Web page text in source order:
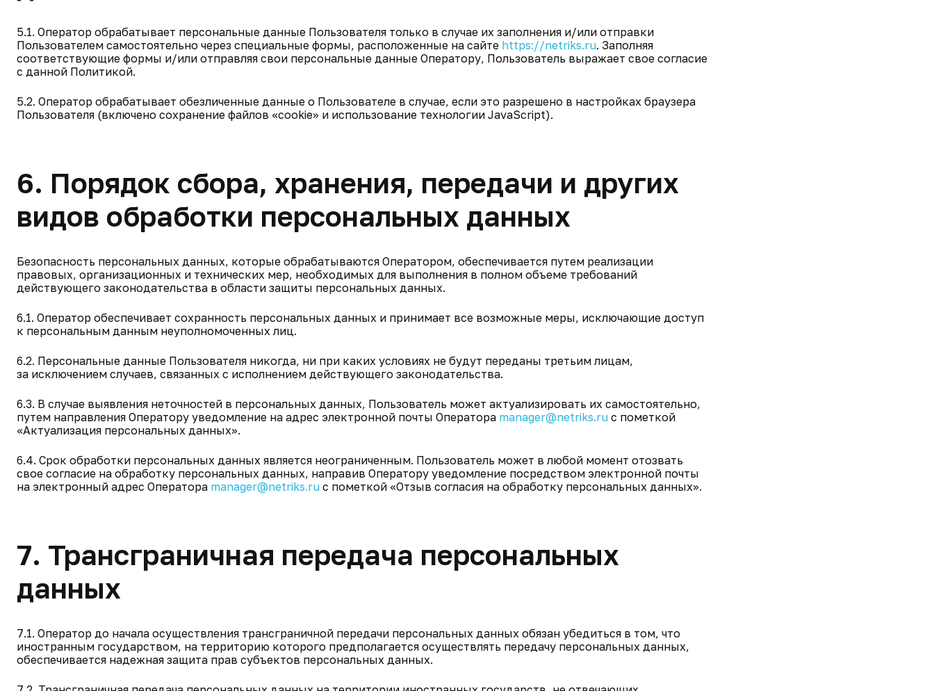
5.1. Оператор обрабатывает персональные данные Пользователя только в случае их заполнения и/или отправки
Пользователем самостоятельно через специальные формы, расположенные на сайте https://netriks.ru. Заполняя
соответствующие формы и/или отправляя свои персональные данные Оператору, Пользователь выражает свое согласие
с данной Политикой.
5.2. Оператор обрабатывает обезличенные данные о Пользователе в случае, если это разрешено в настройках браузера
Пользователя (включено сохранение файлов «cookie» и использование технологии JavaScript).
6. Порядок сбора, хранения, передачи и других
видов обработки персональных данных
Безопасность персональных данных, которые обрабатываются Оператором, обеспечивается путем реализации
правовых, организационных и технических мер, необходимых для выполнения в полном объеме требований
действующего законодательства в области защиты персональных данных.
6.1. Оператор обеспечивает сохранность персональных данных и принимает все возможные меры, исключающие доступ
к персональным данным неуполномоченных лиц.
6.2. Персональные данные Пользователя никогда, ни при каких условиях не будут переданы третьим лицам,
за исключением случаев, связанных с исполнением действующего законодательства.
6.3. В случае выявления неточностей в персональных данных, Пользователь может актуализировать их самостоятельно,
путем направления Оператору уведомление на адрес электронной почты Оператора manager@netriks.ru с пометкой
«Актуализация персональных данных».
6.4. Срок обработки персональных данных является неограниченным. Пользователь может в любой момент отозвать
свое согласие на обработку персональных данных, направив Оператору уведомление посредством электронной почты
на электронный адрес Оператора manager@netriks.ru с пометкой «Отзыв согласия на обработку персональных данных».
7. Трансграничная передача персональных
данных
7.1. Оператор до начала осуществления трансграничной передачи персональных данных обязан убедиться в том, что
иностранным государством, на территорию которого предполагается осуществлять передачу персональных данных,
обеспечивается надежная защита прав субъектов персональных данных.